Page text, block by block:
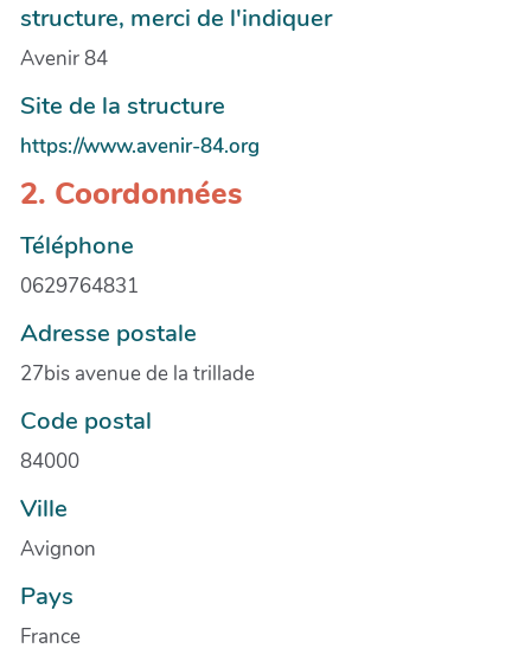
structure, merci de l'indiquer
Avenir 84
Site de la structure
https://www.avenir-84.org
2. Coordonnées
Téléphone
0629764831
Adresse postale
27bis avenue de la trillade
Code postal
84000
Ville
Avignon
Pays
France